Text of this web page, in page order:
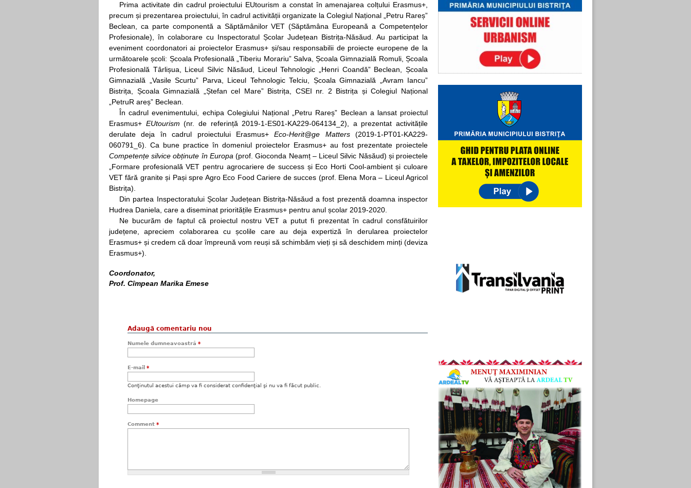
Prima activitate din cadrul proiectului EUtourism a constat în amenajarea colțului Erasmus+,
precum și prezentarea proiectului, în cadrul activității organizate la Colegiul Național „Petru Rareș”
Beclean, ca parte componentă a Săptămânilor VET (Săptămâna Europeană a Competențelor
Profesionale), în colaborare cu Inspectoratul Școlar Județean Bistrița-Năsăud. Au participat la
eveniment coordonatori ai proiectelor Erasmus+ și/sau responsabilii de proiecte europene de la
următoarele școli: Școala Profesională „Tiberiu Morariu” Salva, Școala Gimnazială Romuli, Școala
Profesională Târlișua, Liceul Silvic Năsăud, Liceul Tehnologic „Henri Coandă” Beclean, Școala
Gimnazială „Vasile Scurtu” Parva, Liceul Tehnologic Telciu, Școala Gimnazială „Avram Iancu”
Bistrița, Școala Gimnazială „Ștefan cel Mare” Bistrița, CSEI nr. 2 Bistrița și Colegiul Național
„PetruR areș” Beclean.
În cadrul evenimentului, echipa Colegiului Național „Petru Rareș” Beclean a lansat proiectul
Erasmus+ EUtourism (nr. de referință 2019-1-ES01-KA229-064134_2), a prezentat activitățile
derulate deja în cadrul proiectului Erasmus+Eco-Herit@ge Matters(2019-1-PT01-KA229-
060791_6). Ca bune practice în domeniul proiectelor Erasmus+ au fost prezentate proiectele
Competențe silvice obținute în Europa (prof. Gioconda Neamț – Liceul Silvic Năsăud) și proiectele
„Formare profesională VET pentru agrocariere de success și Eco Horti Cool-ambient și culoare
VET fără granite și Pași spre Agro Eco Food Cariere de succes (prof. Elena Mora – Liceul Agricol
Bistrița).
Din partea Inspectoratului Școlar Județean Bistrița-Năsăud a fost prezentă doamna inspector
Hudrea Daniela, care a diseminat prioritățile Erasmus+ pentru anul școlar 2019-2020.
Ne bucurăm de faptul că proiectul nostru VET a putut fi prezentat în cadrul consfătuirilor
județene, apreciem colaborarea cu școlile care au deja expertiză în derularea proiectelor
Erasmus+ și credem că doar împreună vom reuși să schimbăm vieți și să deschidem minți (deviza
Erasmus+).
Coordonator,
Prof. Cîmpean Marika Emese
Adaugă comentariu nou
Numele dumneavoastră *
E-mail *
Conţinutul acestui câmp va fi considerat confidenţial şi nu va fi făcut public.
Homepage
Comment *